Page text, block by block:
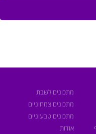
מתכונים לשבת
מתכונים צמחוניים
מתכונים טבעוניים
אודות